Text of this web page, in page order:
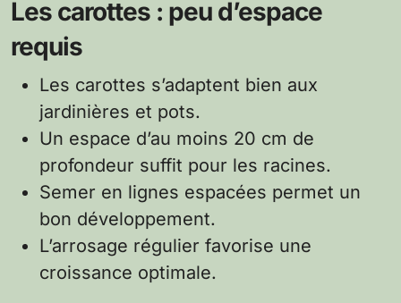
Les carottes : peu d’espace
requis
Les carottes s’adaptent bien aux
jardinières et pots.
Un espace d’au moins 20 cm de
profondeur suffit pour les racines.
Semer en lignes espacées permet un
bon développement.
L’arrosage régulier favorise une
croissance optimale.